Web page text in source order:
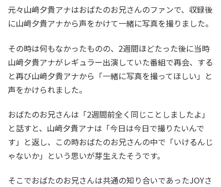
元々山﨑夕貴アナはおばたのお兄さんのファンで、収録後
に山﨑夕貴アナから声をかけて一緒に写真を撮りました。
その時は何もなかったものの、2週間ほどたった後に当時
山﨑夕貴アナがレギュラー出演していた番組で再会、する
と再び山﨑夕貴アナから「一緒に写真を撮ってほしい」と
声をかけられました。
おばたのお兄さんは「2週間前全く同じことしましたよ」
と話すと、山﨑夕貴アナは「今日は今日で撮りたいんで
す」と返し、この時おばたのお兄さんの中で「いけるんじ
ゃないか」という思いが芽生えたそうです。
そこでおばたのお兄さんは共通の知り合いであったJOYさ